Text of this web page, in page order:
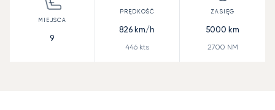
9
826 km/h
446kts
5000 km
2700 NM